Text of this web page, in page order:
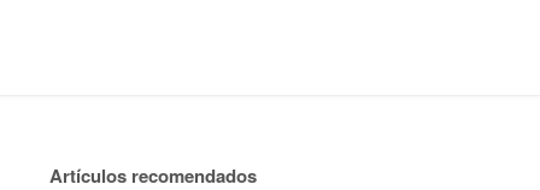
Artículos recomendados